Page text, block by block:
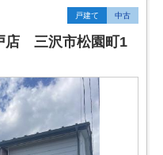
戸建て 中古
店 三沢市松園町1